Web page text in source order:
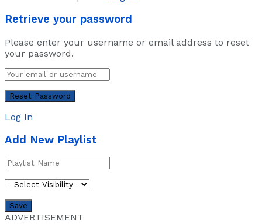
Retrieve your password
Please enter your username or email address to reset
your password.
Log In
Add New Playlist
ADVERTISEMENT